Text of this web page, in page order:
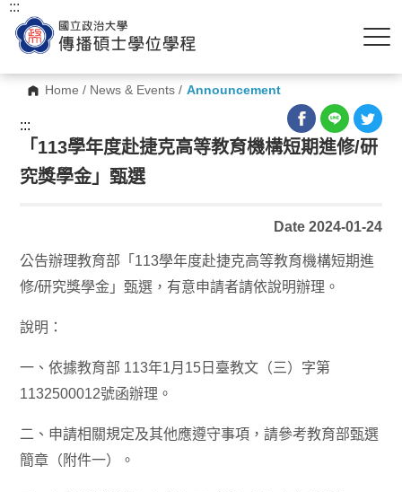
Home / News & Events / Announcement
:::
:::
「113學年度赴捷克高等教育機構短期進修/研
究獎學金」甄選
Date 2024-01-24
公告辦理教育部「113學年度赴捷克高等教育機構短期進
修/研究獎學金」甄選，有意申請者請依說明辦理。
說明：​
一、依據教育部 113年1月15日臺教文（三）字第
1132500012號函辦理。
二、申請相關規定及其他應遵守事項，請參考教育部甄選
簡章（附件一）。